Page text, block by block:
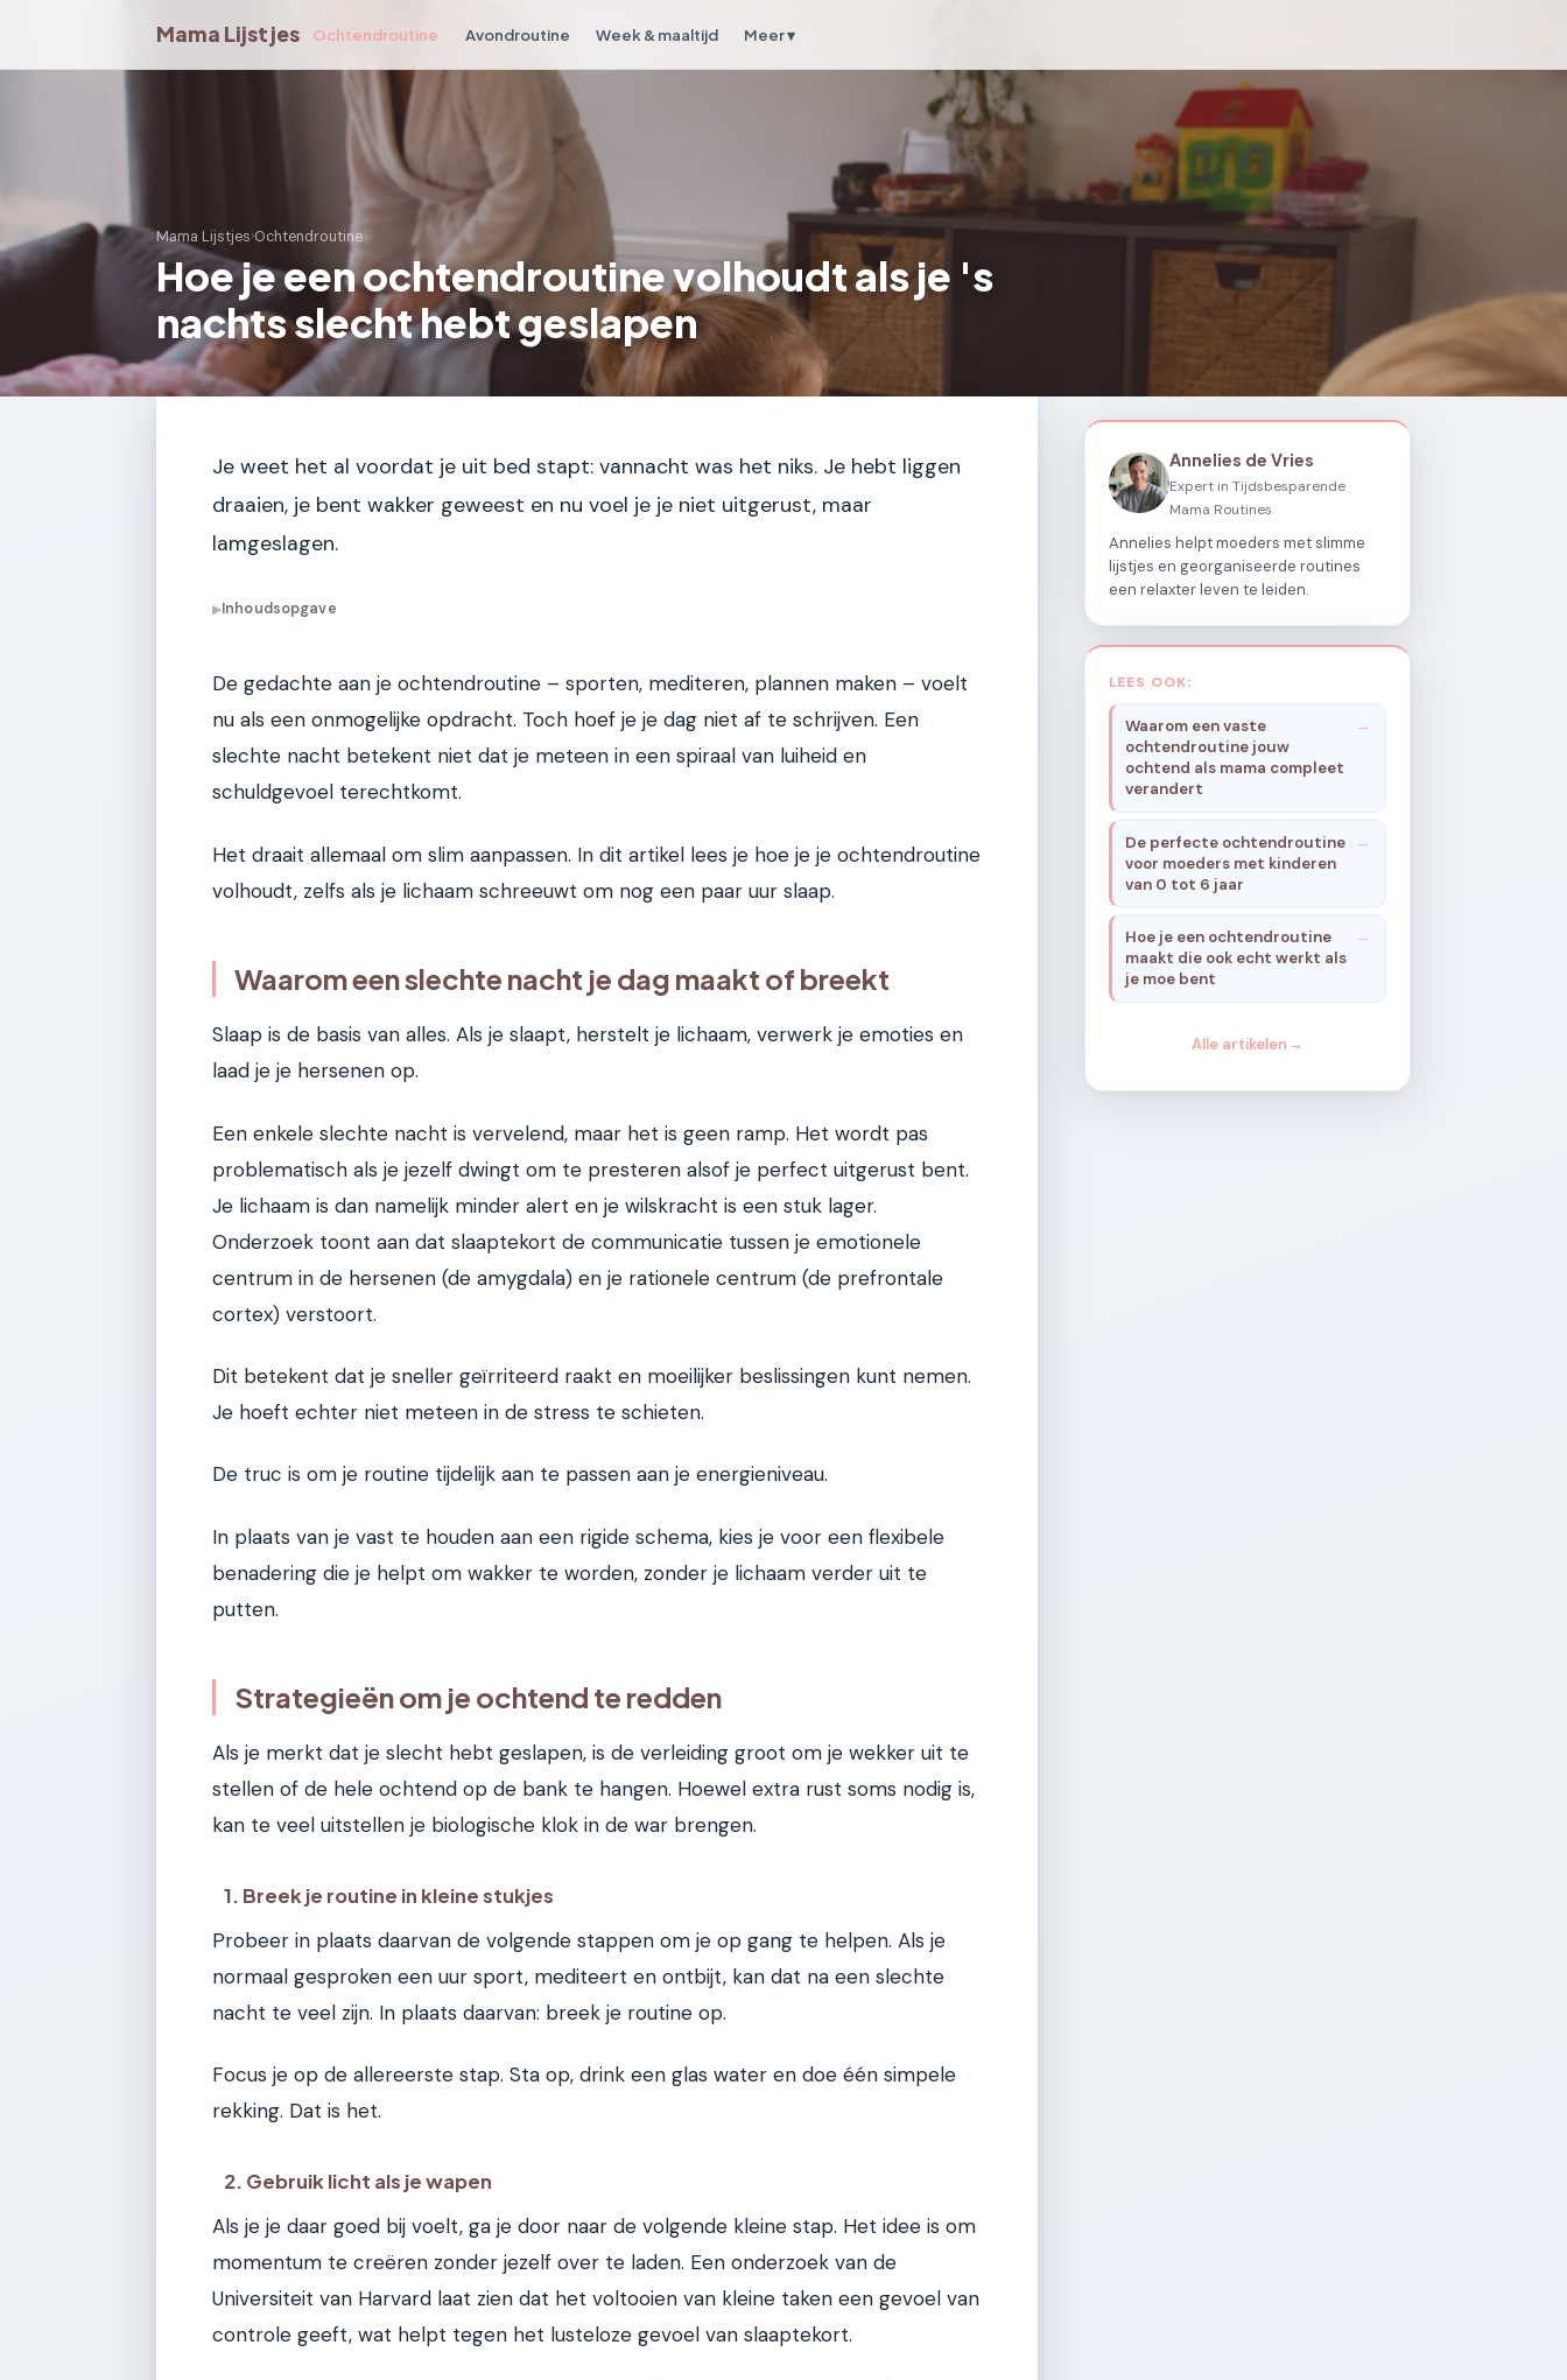
Mama Lijstjes Ochtendroutine Avondroutine Week & maaltijd Meer ▾
Mama Lijstjes›Ochtendroutine
Hoe je een ochtendroutine volhoudt als je 's
nachts slecht hebt geslapen
Je weet het al voordat je uit bed stapt: vannacht was het niks. Je hebt liggen
draaien, je bent wakker geweest en nu voel je je niet uitgerust, maar
lamgeslagen.
▶Inhoudsopgave
De gedachte aan je ochtendroutine – sporten, mediteren, plannen maken – voelt
nu als een onmogelijke opdracht. Toch hoef je je dag niet af te schrijven. Een
slechte nacht betekent niet dat je meteen in een spiraal van luiheid en
schuldgevoel terechtkomt.
Het draait allemaal om slim aanpassen. In dit artikel lees je hoe je je ochtendroutine
volhoudt, zelfs als je lichaam schreeuwt om nog een paar uur slaap.
Waarom een slechte nacht je dag maakt of breekt
Slaap is de basis van alles. Als je slaapt, herstelt je lichaam, verwerk je emoties en
laad je je hersenen op.
Een enkele slechte nacht is vervelend, maar het is geen ramp. Het wordt pas
problematisch als je jezelf dwingt om te presteren alsof je perfect uitgerust bent.
Je lichaam is dan namelijk minder alert en je wilskracht is een stuk lager.
Onderzoek toont aan dat slaaptekort de communicatie tussen je emotionele
centrum in de hersenen (de amygdala) en je rationele centrum (de prefrontale
cortex) verstoort.
Dit betekent dat je sneller geïrriteerd raakt en moeilijker beslissingen kunt nemen.
Je hoeft echter niet meteen in de stress te schieten.
De truc is om je routine tijdelijk aan te passen aan je energieniveau.
In plaats van je vast te houden aan een rigide schema, kies je voor een flexibele
benadering die je helpt om wakker te worden, zonder je lichaam verder uit te
putten.
Strategieën om je ochtend te redden
Als je merkt dat je slecht hebt geslapen, is de verleiding groot om je wekker uit te
stellen of de hele ochtend op de bank te hangen. Hoewel extra rust soms nodig is,
kan te veel uitstellen je biologische klok in de war brengen.
1. Breek je routine in kleine stukjes
Probeer in plaats daarvan de volgende stappen om je op gang te helpen. Als je
normaal gesproken een uur sport, mediteert en ontbijt, kan dat na een slechte
nacht te veel zijn. In plaats daarvan: breek je routine op.
Focus je op de allereerste stap. Sta op, drink een glas water en doe één simpele
rekking. Dat is het.
2. Gebruik licht als je wapen
Als je je daar goed bij voelt, ga je door naar de volgende kleine stap. Het idee is om
momentum te creëren zonder jezelf over te laden. Een onderzoek van de
Universiteit van Harvard laat zien dat het voltooien van kleine taken een gevoel van
controle geeft, wat helpt tegen het lusteloze gevoel van slaaptekort.
Annelies de Vries
Expert in Tijdsbesparende
Mama Routines
Annelies helpt moeders met slimme
lijstjes en georganiseerde routines
een relaxter leven te leiden.
LEES OOK:
Waarom een vaste
ochtendroutine jouw
ochtend als mama compleet
verandert
De perfecte ochtendroutine
voor moeders met kinderen
van 0 tot 6 jaar
Hoe je een ochtendroutine
maakt die ook echt werkt als
je moe bent
Alle artikelen